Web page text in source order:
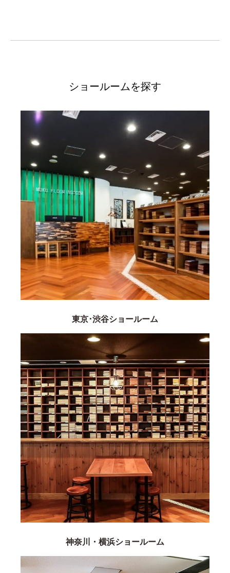
ショールームを探す
東京･渋谷ショールーム
神奈川・横浜ショールーム